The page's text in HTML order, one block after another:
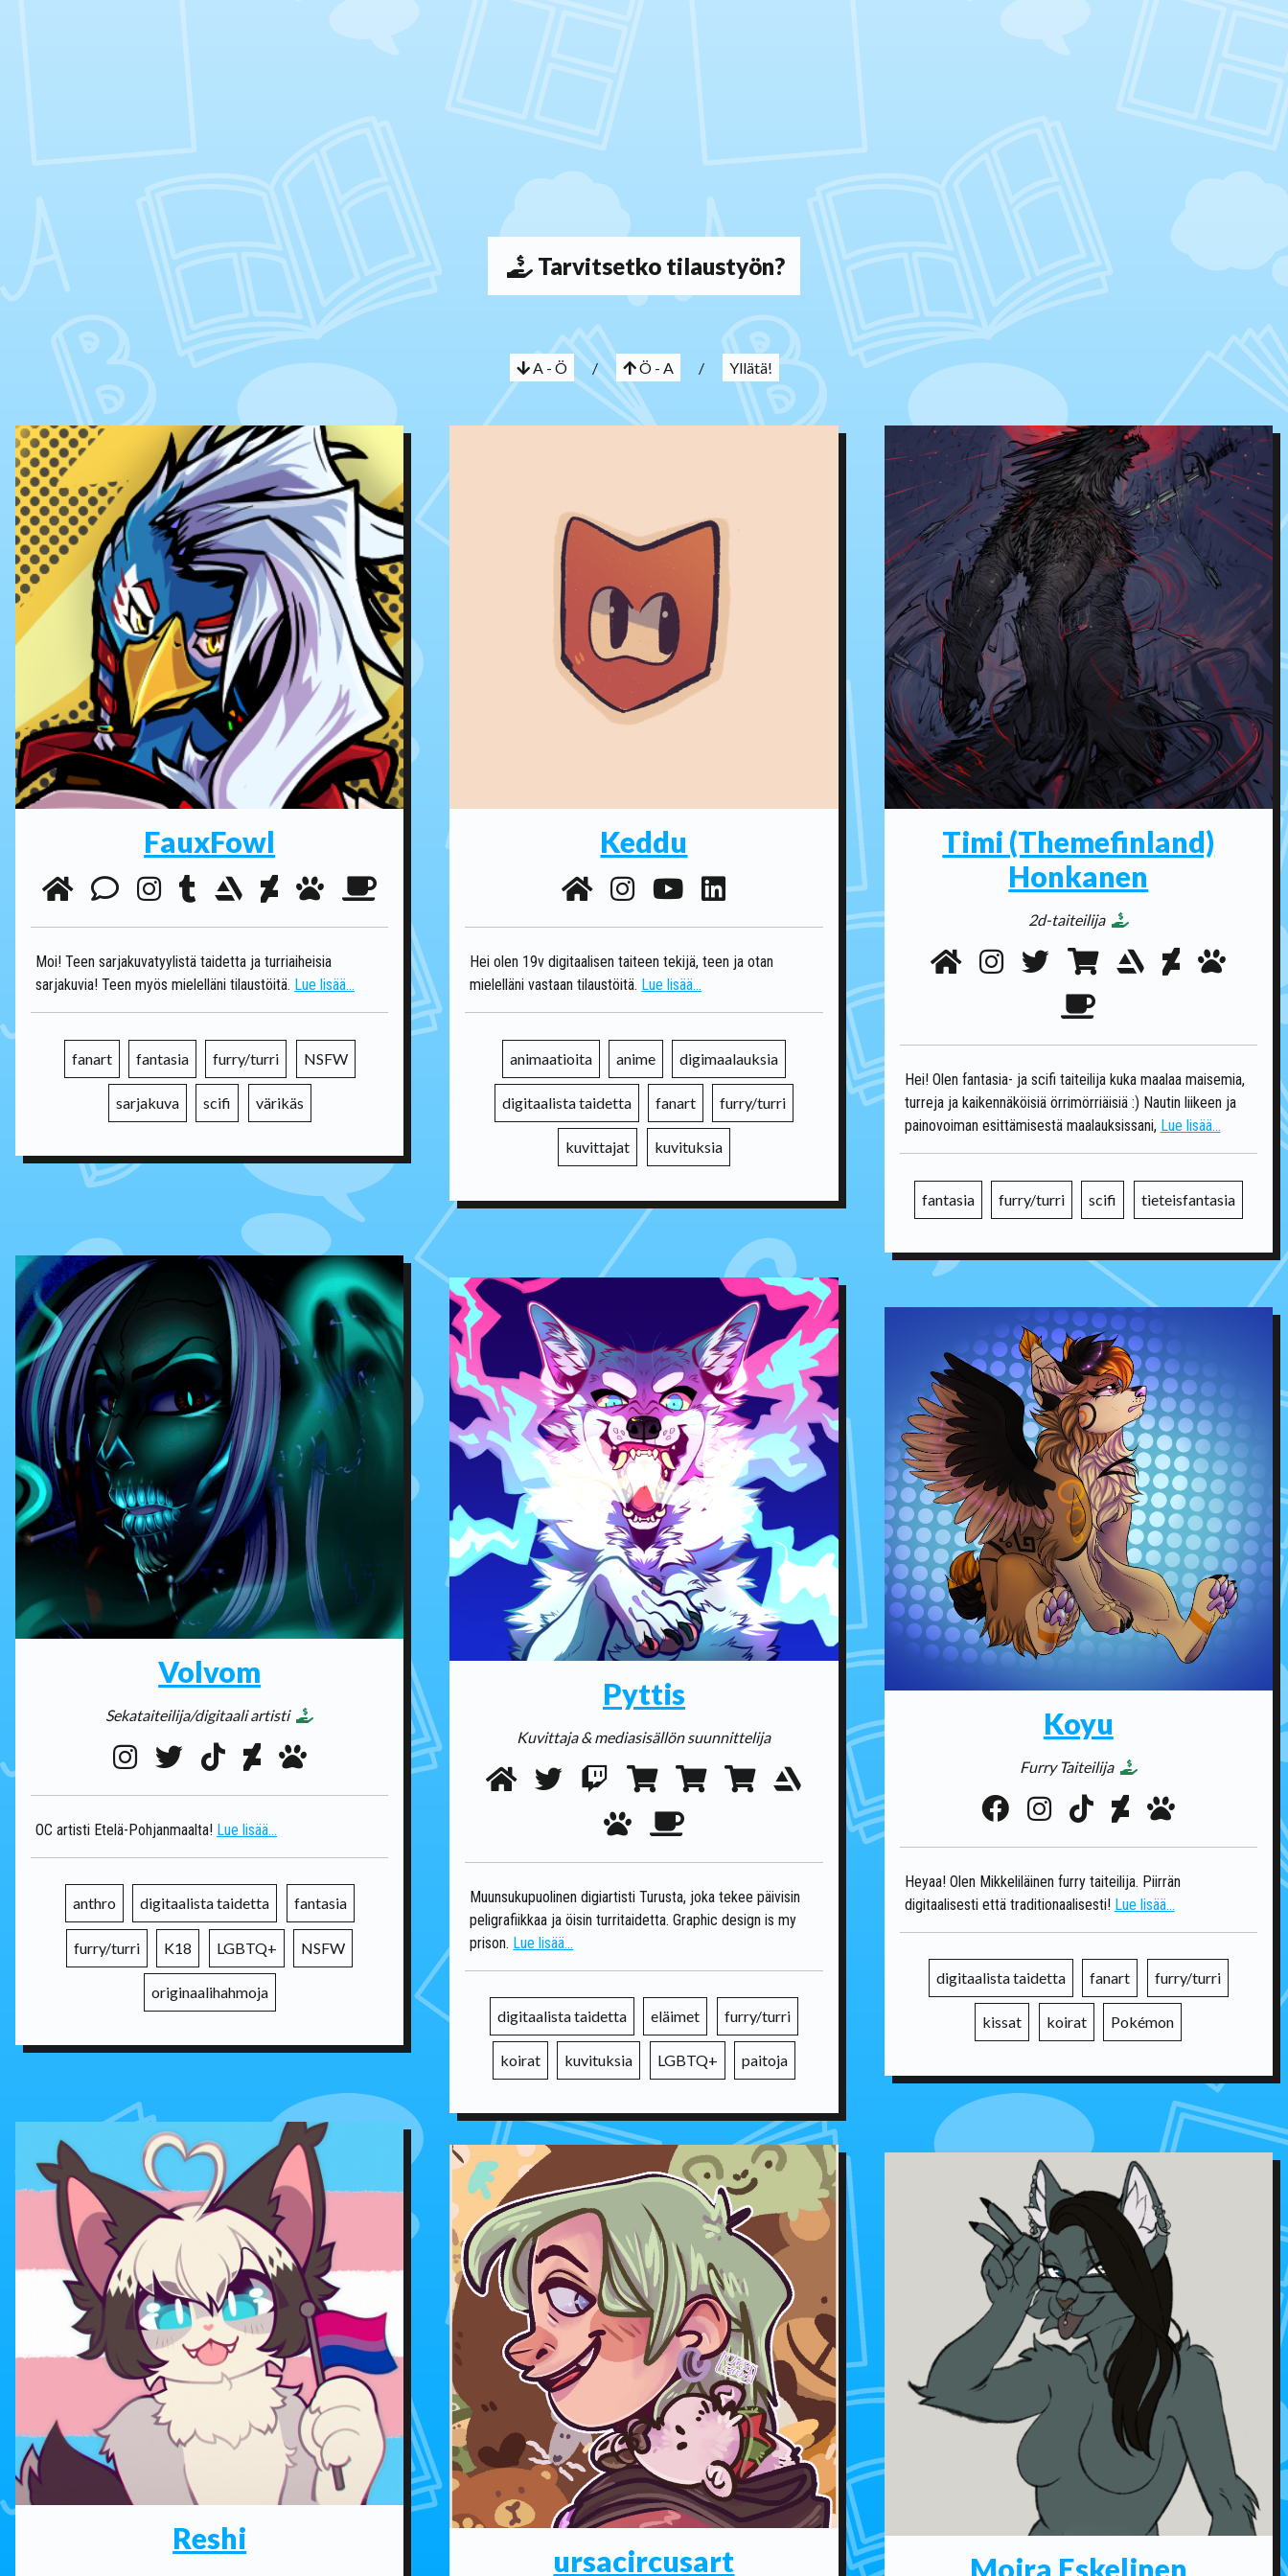
Tarvitsetko tilaustyön?
A - Ö / Ö - A / Yllätä!
FauxFowl
Moi! Teen sarjakuvatyylistä taidetta ja turriaiheisia
sarjakuvia! Teen myös mielelläni tilaustöitä. Lue lisää...
fanart fantasia furry/turri NSFW
sarjakuva scifi värikäs
Keddu
Hei olen 19v digitaalisen taiteen tekijä, teen ja otan
mielelläni vastaan tilaustöitä. Lue lisää...
animaatioita anime digimaalauksia
digitaalista taidetta fanart furry/turri
kuvittajat kuvituksia
Timi (Themefinland)
Honkanen
2d-taiteilija
Hei! Olen fantasia- ja scifi taiteilija kuka maalaa maisemia,
turreja ja kaikennäköisiä örrimörriäisiä :) Nautin liikeen ja
painovoiman esittämisestä maalauksissani, Lue lisää...
fantasia furry/turri scifi tieteisfantasia
Volvom
Sekataiteilija/digitaali artisti
OC artisti Etelä-Pohjanmaalta! Lue lisää...
anthro digitaalista taidetta fantasia
furry/turri K18 LGBTQ+ NSFW
originaalihahmoja
Pyttis
Kuvittaja & mediasisällön suunnittelija
Muunsukupuolinen digiartisti Turusta, joka tekee päivisin
peligrafiikkaa ja öisin turritaidetta. Graphic design is my
prison. Lue lisää...
digitaalista taidetta eläimet furry/turri
koirat kuvituksia LGBTQ+ paitoja
Koyu
Furry Taiteilija
Heyaa! Olen Mikkeliläinen furry taiteilija. Piirrän
digitaalisesti että traditionaalisesti! Lue lisää...
digitaalista taidetta fanart furry/turri
kissat koirat Pokémon
Reshi
ursacircusart Moira Eskelinen